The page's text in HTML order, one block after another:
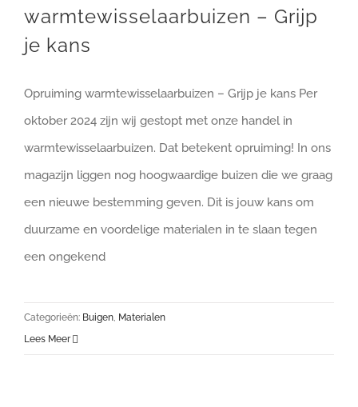
warmtewisselaarbuizen – Grijp
je kans
Opruiming warmtewisselaarbuizen – Grijp je kans Per
oktober 2024 zijn wij gestopt met onze handel in
warmtewisselaarbuizen. Dat betekent opruiming! In ons
magazijn liggen nog hoogwaardige buizen die we graag
een nieuwe bestemming geven. Dit is jouw kans om
duurzame en voordelige materialen in te slaan tegen
een ongekend
Categorieën: Buigen Materialen
Lees Meer